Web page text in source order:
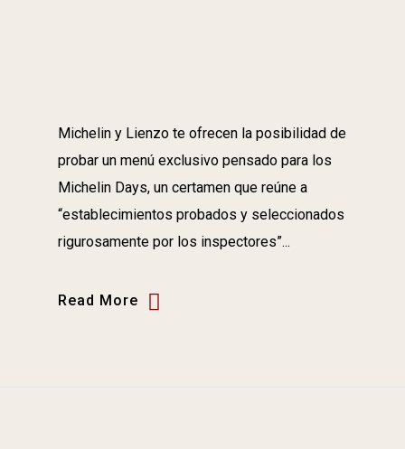
Michelin y Lienzo te ofrecen la posibilidad de
probar un menú exclusivo pensado para los
Michelin Days, un certamen que reúne a
“establecimientos probados y seleccionados
rigurosamente por los inspectores”...
Read More